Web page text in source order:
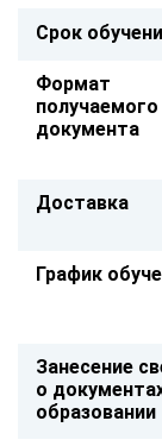
Срок
Формат
получаемого
документа
Доставка
График
Занесение
о
образовании